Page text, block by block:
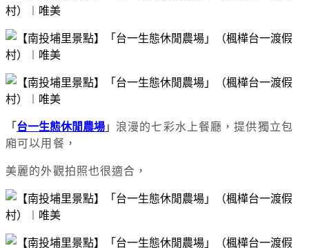
「 台一生態休閒農場 」 浪漫的七彩水上餐廳，提供獨立包
廂可以用餐，
美麗的外觀拍照也很適合，